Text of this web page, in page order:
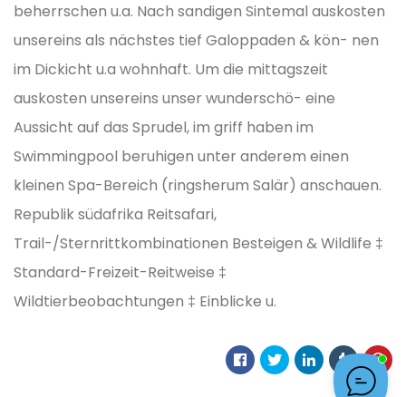
beherrschen u.a. Nach sandigen Sintemal auskosten
unsereins als nächstes tief Galoppaden & kön- nen
im Dickicht u.a wohnhaft. Um die mittagszeit
auskosten unsereins unser wunderschö- eine
Aussicht auf das Sprudel, im griff haben im
Swimmingpool beruhigen unter anderem einen
kleinen Spa-Bereich (ringsherum Salär) anschauen.
Republik südafrika Reitsafari,
Trail-/Sternrittkombinationen Besteigen & Wildlife ‡
Standard-Freizeit-Reitweise ‡
Wildtierbeobachtungen ‡ Einblicke u.